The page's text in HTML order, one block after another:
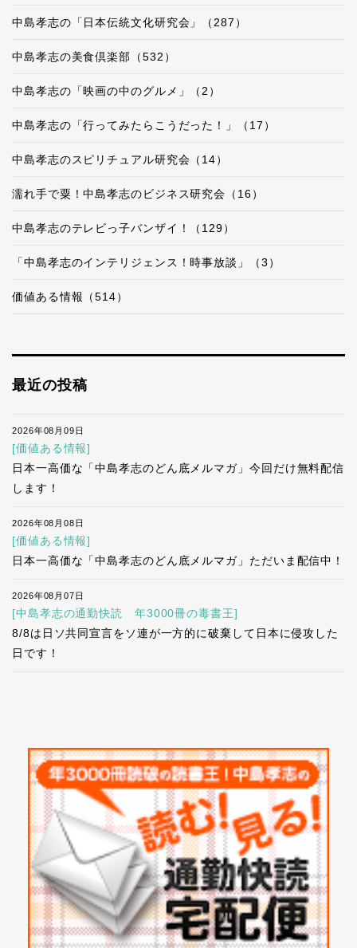
中島孝志の「日本伝統文化研究会」（287）
中島孝志の美食倶楽部（532）
中島孝志の「映画の中のグルメ」（2）
中島孝志の「行ってみたらこうだった！」（17）
中島孝志のスピリチュアル研究会（14）
濡れ手で粟！中島孝志のビジネス研究会（16）
中島孝志のテレビっ子バンザイ！（129）
「中島孝志のインテリジェンス！時事放談」（3）
価値ある情報（514）
最近の投稿
2026年08月09日
[価値ある情報]
日本一高価な「中島孝志のどん底メルマガ」今回だけ無料配信
します！
2026年08月08日
[価値ある情報]
日本一高価な「中島孝志のどん底メルマガ」ただいま配信中！
2026年08月07日
[中島孝志の通勤快読 年3000冊の毒書王]
8/8は日ソ共同宣言をソ連が一方的に破棄して日本に侵攻した
日です！